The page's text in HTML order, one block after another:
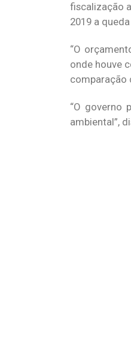
fiscalização
2019 a
“O
onde houve
comparação
“O governo
ambiental”,